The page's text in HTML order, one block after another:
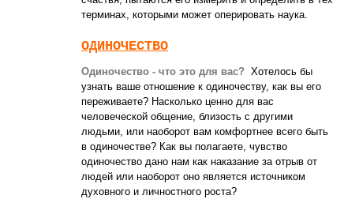
терминах, которыми может оперировать наука.
ОДИНОЧЕСТВО
Одиночество - что это для вас? Хотелось бы
узнать ваше отношение к одиночеству, как вы его
переживаете? Насколько ценно для вас
человеческой общение, близость c другими
людьми, или наоборот вам комфортнее всего быть
в одиночестве? Как вы полагаете, чувство
одиночество дано нам как наказание за отрыв от
людей или наоборот оно является источником
духовного и личностного роста?